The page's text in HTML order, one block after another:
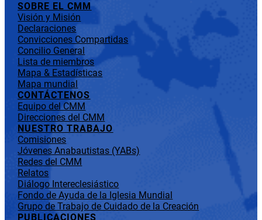
SOBRE EL CMM
Visión y Misión
Declaraciones
Convicciones Compartidas
Concilio General
Lista de miembros
Mapa & Estadísticas
Mapa mundial
CONTÁCTENOS
Equipo del CMM
Direcciones del CMM
NUESTRO TRABAJO
Comisiones
Jóvenes Anabautistas (YABs)
Redes del CMM
Relatos
Diálogo Intereclesiástico
Fondo de Ayuda de la Iglesia Mundial
Grupo de Trabajo de Cuidado de la Creación
PUBLICACIONES